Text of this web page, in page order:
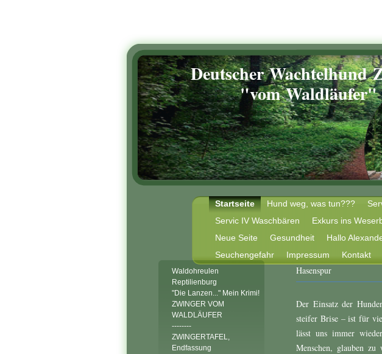
Deutscher Wachtelhund
"vom Waldläufer"
Startseite Hund weg, was tun???
Servic IV Waschbären
Exkurs ins
Neue Seite
Gesundheit Hallo
Seuchengefahr
Impressum Kontakt
Hasenspur
Der Einsatz der
steifer Brise – ist für
lässt uns immer
Menschen, glauben
Waldohreulen
Reptilienburg
"Die Lanzen..." Mein Krimi!
ZWINGER VOM
WALDLÄUFER
--------
ZWINGERTAFEL,
Endfassung